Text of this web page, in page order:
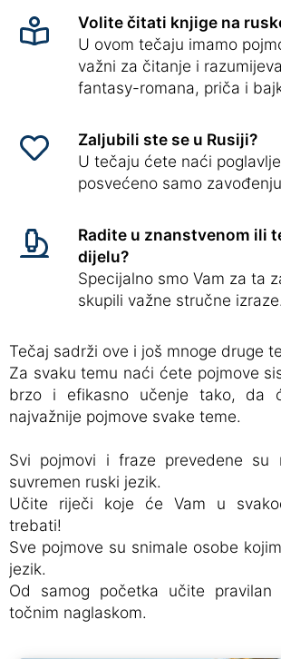
Volite čitati knjige na
U ovom tečaju imamo
važni za čitanje i
fantasy-romana, priča i
Zaljubili ste se u Rusiji?
U tečaju ćete naći
posvećeno samo
Radite u znanstvenom ili
dijelu?
Specijalno smo Vam za ta
skupili važne stručne izraze.
Tečaj sadrži ove i još mnoge druge
Za svaku temu naći ćete pojmove
brzo i efikasno učenje tako, da
najvažnije pojmove svake teme.
Svi pojmovi i fraze prevedene su
suvremen ruski jezik.
Učite riječi koje će Vam u
trebati!
Sve pojmove su snimale osobe
jezik.
Od samog početka učite
točnim naglaskom.